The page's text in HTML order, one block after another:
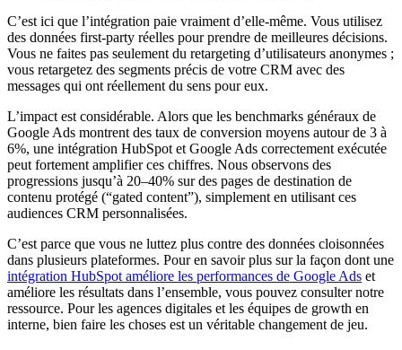
C’est ici que l’intégration paie vraiment d’elle-même. Vous utilisez
des données first-party réelles pour prendre de meilleures décisions.
Vous ne faites pas seulement du retargeting d’utilisateurs anonymes ;
vous retargetez des segments précis de votre CRM avec des
messages qui ont réellement du sens pour eux.
L’impact est considérable. Alors que les benchmarks généraux de
Google Ads montrent des taux de conversion moyens autour de 3 à
6%, une intégration HubSpot et Google Ads correctement exécutée
peut fortement amplifier ces chiffres. Nous observons des
progressions jusqu’à 20–40% sur des pages de destination de
contenu protégé (“gated content”), simplement en utilisant ces
audiences CRM personnalisées.
C’est parce que vous ne luttez plus contre des données cloisonnées
dans plusieurs plateformes. Pour en savoir plus sur la façon dont une
intégration HubSpot améliore les performances de Google Ads et
améliore les résultats dans l’ensemble, vous pouvez consulter notre
ressource. Pour les agences digitales et les équipes de growth en
interne, bien faire les choses est un véritable changement de jeu.